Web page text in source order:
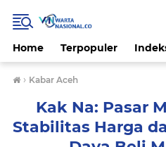
Home Terpopuler
› Kabar Aceh
Kak Na: Pasar
Stabilitas Harga